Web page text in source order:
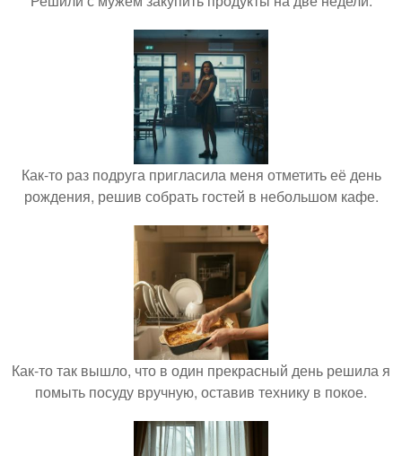
Как-то раз подруга пригласила меня отметить её день
рождения, решив собрать гостей в небольшом кафе.
Как-то так вышло, что в один прекрасный день решила я
помыть посуду вручную, оставив технику в покое.